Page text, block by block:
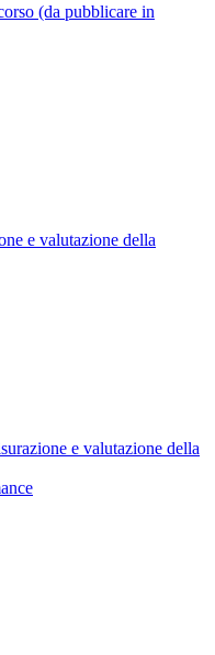
(da pubblicare in
e valutazione della
e valutazione della